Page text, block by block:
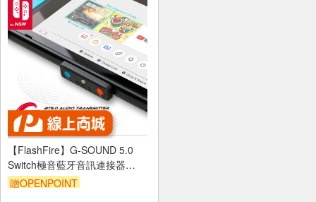
【FlashFire】G-SOUND 5.0
Switch極音藍牙音訊連接器
PC.PS4.PS5也可支援
贈OPENPOINT